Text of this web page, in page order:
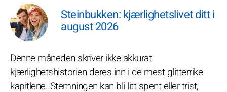
Steinbukken: kjærlighetslivet ditt i
august 2026
Denne måneden skriver ikke akkurat
kjærlighetshistorien deres inn i de mest glitterrike
kapitlene. Stemningen kan bli litt spent eller trist,